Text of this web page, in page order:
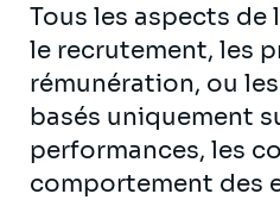
Tous les aspects de
le recrutement, les
rémunération, ou
basés uniquement
performances, les
comportement des